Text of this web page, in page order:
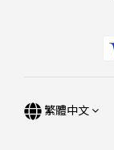
繁體中文